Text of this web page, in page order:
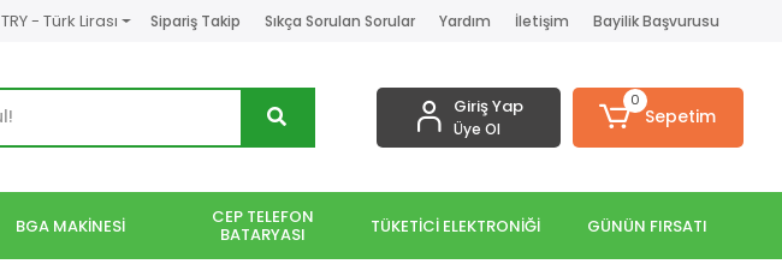
TRY - Türk Lirası Sipariş Takip Sıkça Sorulan Sorular Yardım İletişim Bayilik Başvurusu
Giriş Yap
Üye Ol
0
Sepetim
BGA MAKİNESİ CEP TELEFON
BATARYASI TÜKETİCİ ELEKTRONİĞİ GÜNÜN FIRSATI